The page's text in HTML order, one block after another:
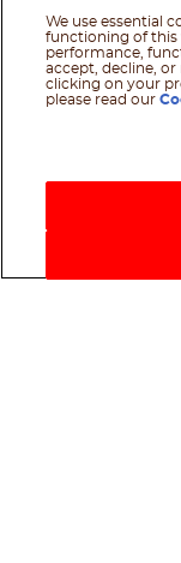
We use essential
functioning of this
performance,
accept, decline,
clicking on your
please read our